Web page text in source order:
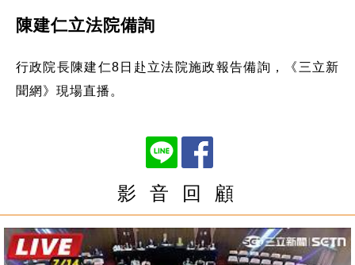
陳建仁立法院備詢
行政院長陳建仁8日赴立法院施政報告備詢，《三立新
聞網》現場直播。
影 音 回 顧